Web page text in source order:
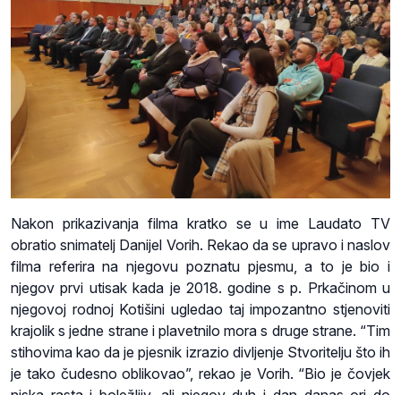
Nakon prikazivanja filma kratko se u ime Laudato TV
obratio snimatelj Danijel Vorih. Rekao da se upravo i naslov
filma referira na njegovu poznatu pjesmu, a to je bio i
njegov prvi utisak kada je 2018. godine s p. Prkačinom u
njegovoj rodnoj Kotišini ugledao taj impozantno stjenoviti
krajolik s jedne strane i plavetnilo mora s druge strane. “Tim
stihovima kao da je pjesnik izrazio divljenje Stvoritelju što ih
je tako čudesno oblikovao”, rekao je Vorih. “Bio je čovjek